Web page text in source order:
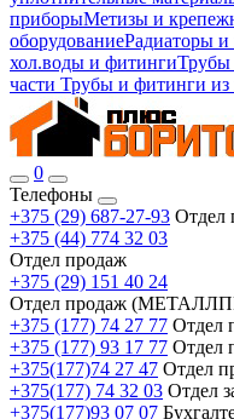
приборыМетизы и
оборудованиеРадиаторы
хол.воды и фитингиТрубы
части Трубы и фитинги из
0
Телефоны
+375 (29) 687-27-93 Отдел
+375 (44) 774 32 03
Отдел продаж
+375 (29) 151 40 24
Отдел продаж
+375 (177) 74 27 77 Отдел
+375 (177) 93 17 77 Отдел
+375(177)74 27 47 Отдел
+375(177) 74 32 03 Отдел
+375(177)93 07 07